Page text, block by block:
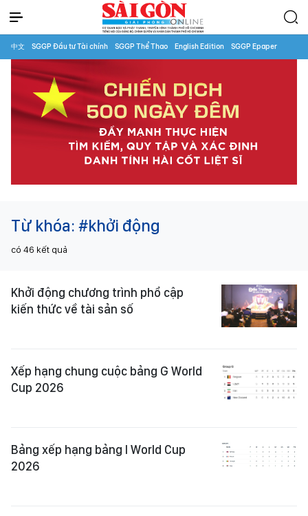
中文 SGGP Đầu tư Tài chính SGGP Thể Thao English Edition SGGP Epaper
Từ khóa: #khởi động
có 46 kết quả
Khởi động chương trình phổ cập
kiến thức về tài sản số
Xếp hạng chung cuộc bảng G World
Cup 2026
Bảng xếp hạng bảng I World Cup
2026